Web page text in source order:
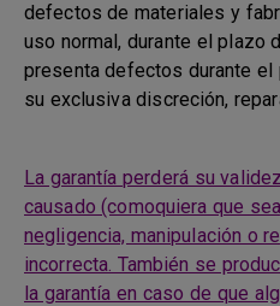
defectos de materiales y
uso normal, durante el plazo
presenta defectos durante el
su exclusiva discreción,
La garantía perderá su
causado (comoquiera que
negligencia, manipulación o
incorrecta. También se
la garantía en caso de que